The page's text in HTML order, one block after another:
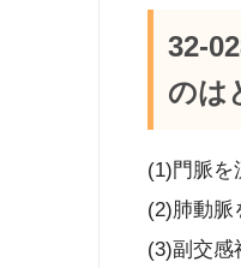
32-
のは
(1)門脈を
(2)肺動脈
(3)副交感